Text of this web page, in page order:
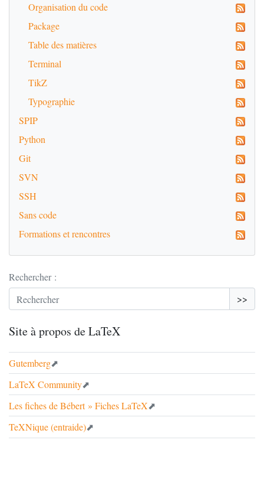
Organisation du code
Package
Table des matières
Terminal
TikZ
Typographie
SPIP
Python
Git
SVN
SSH
Sans code
Formations et rencontres
Rechercher :
>>
Site à propos de LaTeX
Gutemberg
LaTeX Community
Les fiches de Bébert » Fiches LaTeX
TeXNique (entraide)